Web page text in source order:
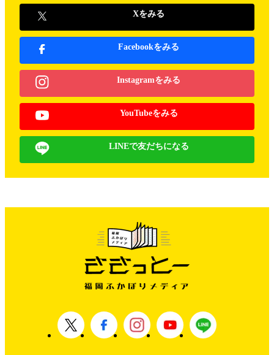
Xをみる
Facebookをみる
Instagramをみる
YouTubeをみる
LINEで友だちになる